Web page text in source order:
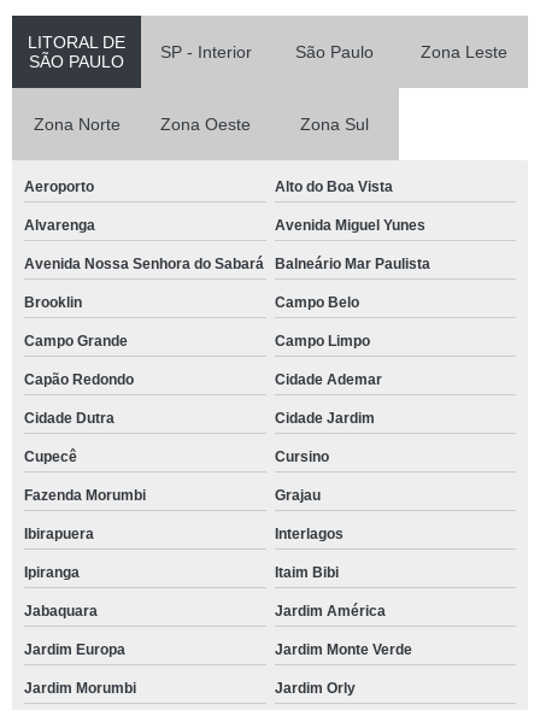
LITORAL DE
SÃO PAULO
SP - Interior São Paulo Zona Leste
Zona Norte Zona Oeste Zona Sul
Aeroporto Alto do Boa Vista
Alvarenga Avenida Miguel Yunes
Avenida Nossa Senhora do Sabará Balneário Mar Paulista
Brooklin Campo Belo
Campo Grande Campo Limpo
Capão Redondo Cidade Ademar
Cidade Dutra Cidade Jardim
Cupecê Cursino
Fazenda Morumbi Grajau
Ibirapuera Interlagos
Ipiranga Itaim Bibi
Jabaquara Jardim América
Jardim Europa Jardim Monte Verde
Jardim Morumbi Jardim Orly